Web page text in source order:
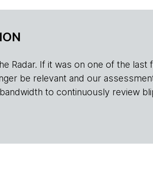
Radar. If it was on one of the last
be relevant and our
to continuously review